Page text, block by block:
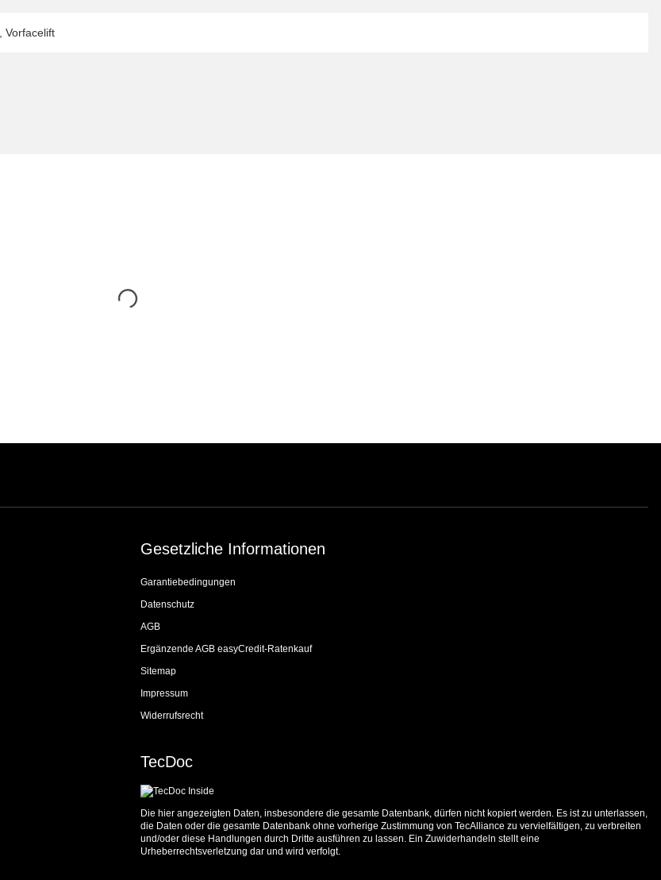
Vorfacelift
Gesetzliche Informationen
Garantiebedingungen
Datenschutz
AGB
Ergänzende AGB easyCredit-Ratenkauf
Sitemap
Impressum
Widerrufsrecht
TecDoc
Die hier angezeigten Daten, insbesondere die gesamte Datenbank, dürfen nicht kopiert werden. Es ist zu unterlassen,
die Daten oder die gesamte Datenbank ohne vorherige Zustimmung von TecAlliance zu vervielfältigen, zu verbreiten
und/oder diese Handlungen durch Dritte ausführen zu lassen. Ein Zuwiderhandeln stellt eine
Urheberrechtsverletzung dar und wird verfolgt.